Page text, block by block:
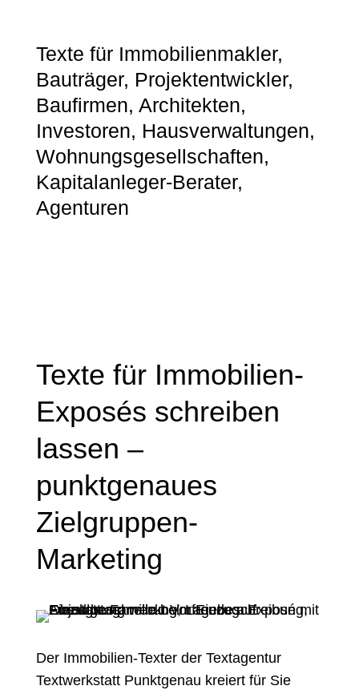
Texte für Immobilienmakler,
Bauträger, Projektentwickler,
Baufirmen, Architekten,
Investoren, Hausverwaltungen,
Wohnungsgesellschaften,
Kapitalanleger-Berater,
Agenturen
Texte für Immobilien-
Exposés schreiben
lassen –
punktgenaues
Zielgruppen-
Marketing
Der Immobilien-Texter der Textagentur
Textwerkstatt Punktgenau kreiert für Sie